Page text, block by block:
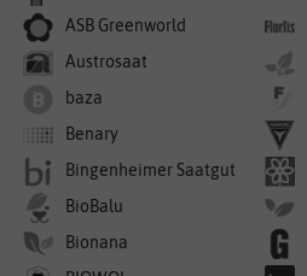
ASB Greenworld
Austrosaat
baza
Benary
Bingenheimer Saatgut
BioBalu
Bionana